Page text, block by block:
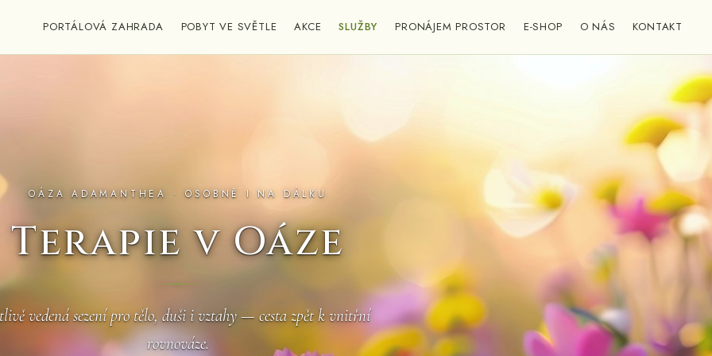
PORTÁLOVÁ ZAHRADA POBYT VE SVĚTLE AKCE SLUŽBY PRONÁJEM PROSTOR E-SHOP O NÁS KONTAKT
OÁZA ADAMANTHEA · OSOBNĚ I NA DÁLKU
Terapie v Oáze
vedená sezení pro tělo, duši i vztahy — cesta zpět k vnitřní
rovnováze.